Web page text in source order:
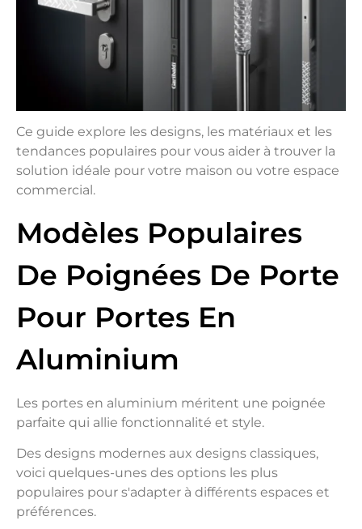
Ce guide explore les designs, les matériaux et les
tendances populaires pour vous aider à trouver la
solution idéale pour votre maison ou votre espace
commercial.
Modèles Populaires
De Poignées De Porte
Pour Portes En
Aluminium
Les portes en aluminium méritent une poignée
parfaite qui allie fonctionnalité et style.
Des designs modernes aux designs classiques,
voici quelques-unes des options les plus
populaires pour s'adapter à différents espaces et
préférences.